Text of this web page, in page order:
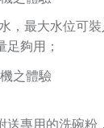
，最大水位可
夠用；
送專用的洗碗粉